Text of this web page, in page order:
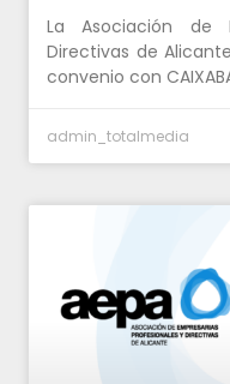
La Asociación de
Directivas de
convenio con
admin_totalmedia